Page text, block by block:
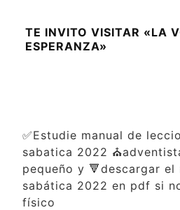
TE INVITO VISITAR «LA
ESPERANZA»
✅Estudie manual de
sabatica 2022
pequeño y 🔻descargar el
sabática 2022 en pdf si
físico